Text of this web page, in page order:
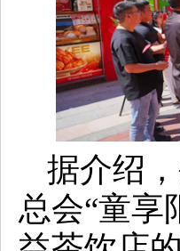
据介绍
总会“童享